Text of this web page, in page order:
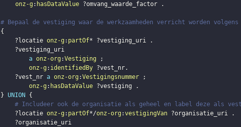
onz-g : hasDataValue ?omvang_waarde_factor
.
# Bepaal de vestiging waar de werkzaamheden verricht worden volgens
{
?locatie onz-g : partOf* ?vestiging_uri
.
?vestiging_uri
a onz-org :Vestiging
;
onz-g : identifiedBy ?vest_nr.
?vest_nr a onz-org :Vestigingsnummer
;
onz-g : hasDataValue ?vestiging
.
} UNION
{
# Includeer ook de organisatie als geheel en label deze als
?locatie onz-g : partOf*/onz-org :vestigingVan ?organisatie_uri
.
?organisatie_uri